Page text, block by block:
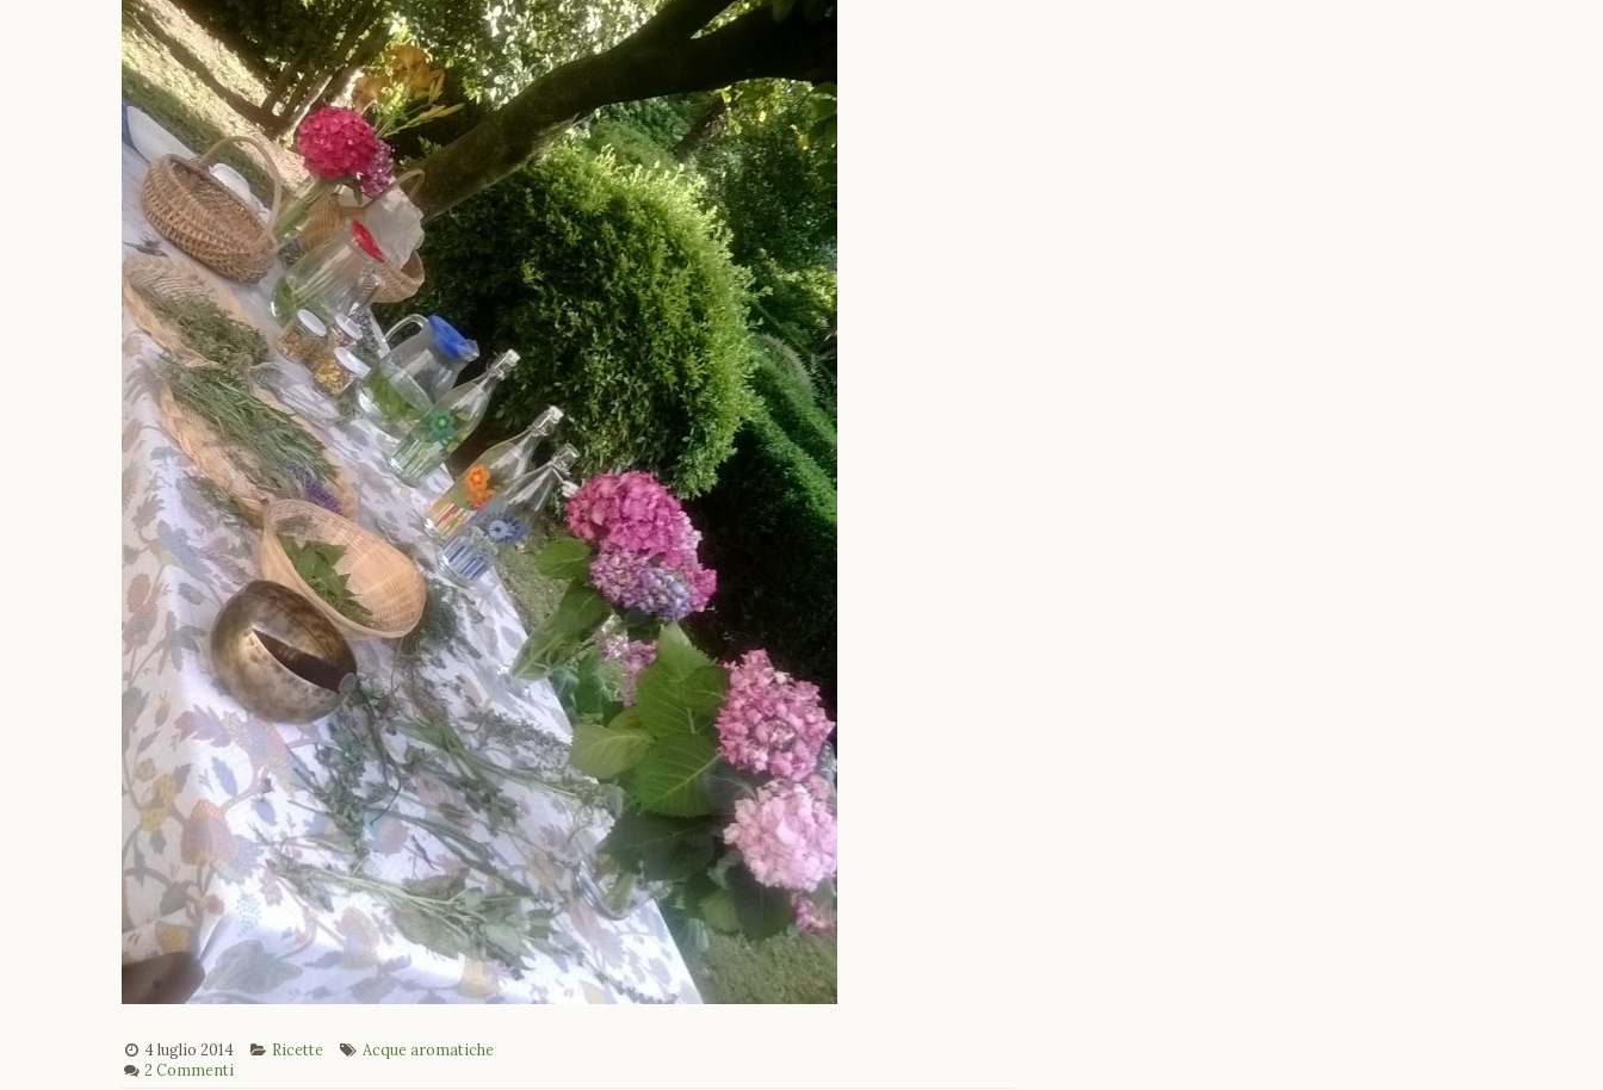
4 luglio 2014 Ricette
Acque aromatiche
2 Commenti